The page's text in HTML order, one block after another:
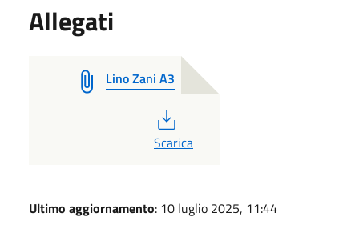
Allegati
Lino Zani A3
PDF
Scarica
Ultimo aggiornamento: 10 luglio 2025, 11:44